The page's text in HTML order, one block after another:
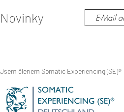
Novinky
Jsem členem Somatic Experiencing (SE)®